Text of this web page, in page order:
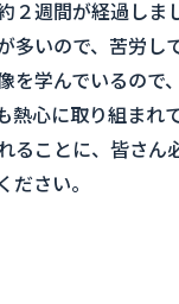
２週間が経過しま
多いので、苦労し
を学んでいるの
心に取り組まれて
ことに、皆さん
さい。